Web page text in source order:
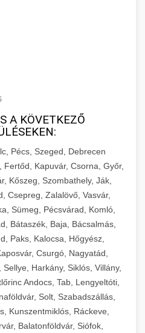
A KÖVETKEZŐ
Pécs, Szeged, Debrecen
Kapuvár, Csorna, Győr,
Kőszeg, Szombathely, Ják,
Csepreg, Zalalövő, Vasvár,
Sümeg, Pécsvárad, Komló,
Bátaszék, Baja, Bácsalmás,
Paks, Kalocsa, Hőgyész,
Csurgó, Nagyatád,
Harkány, Siklós, Villány,
Andocs, Tab, Lengyeltóti,
Solt, Szabadszállás,
Kunszentmiklós, Ráckeve,
Balatonföldvár, Siófok,